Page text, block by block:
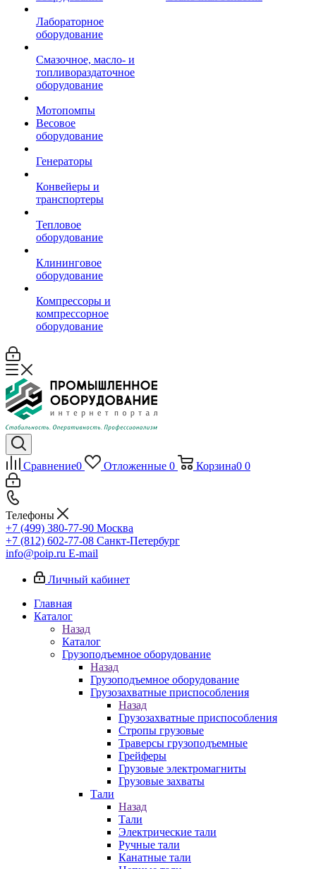
Лабораторное
оборудование
Смазочное, масло- и
топливораздаточное
оборудование
Мотопомпы
Весовое
оборудование
Генераторы
Конвейеры и
транспортеры
Тепловое
оборудование
Клининговое
оборудование
Компрессоры и
компрессорное
оборудование
Сравнение0 Отложенные 0 Корзина0 0
Телефоны
+7 (499) 380-77-90 Москва
+7 (812) 602-77-08 Санкт-Петербург
info@poip.ru E-mail
Личный кабинет
Главная
Каталог
Назад
Каталог
Грузоподъемное оборудование
Назад
Грузоподъемное оборудование
Грузозахватные приспособления
Назад
Грузозахватные приспособления
Стропы грузовые
Траверсы грузоподъемные
Грейферы
Грузовые электромагниты
Грузовые захваты
Тали
Назад
Тали
Электрические тали
Ручные тали
Канатные тали